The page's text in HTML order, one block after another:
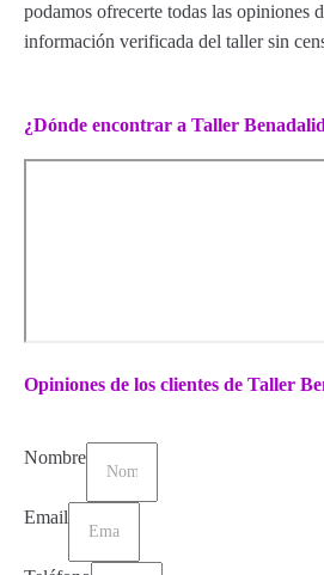
podamos ofrecerte todas las opiniones
información verificada del taller sin
¿Dónde encontrar a Taller
Opiniones de los clientes de Taller
Nombre
Email